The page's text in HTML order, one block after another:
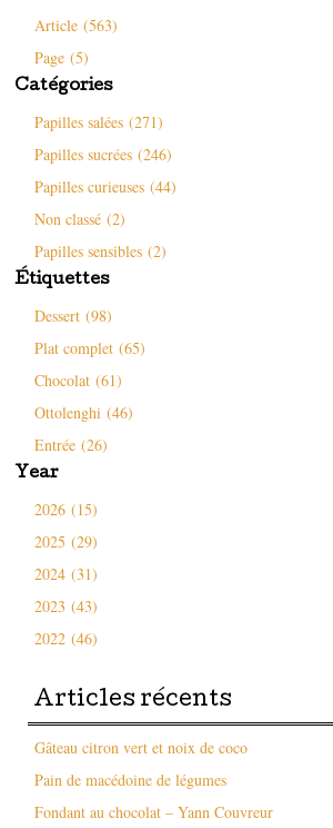
Article (563)
Page (5)
Catégories
Papilles salées (271)
Papilles sucrées (246)
Papilles curieuses (44)
Non classé (2)
Papilles sensibles (2)
Étiquettes
Dessert (98)
Plat complet (65)
Chocolat (61)
Ottolenghi (46)
Entrée (26)
Year
2026 (15)
2025 (29)
2024 (31)
2023 (43)
2022 (46)
Articles récents
Gâteau citron vert et noix de coco
Pain de macédoine de légumes
Fondant au chocolat – Yann Couvreur